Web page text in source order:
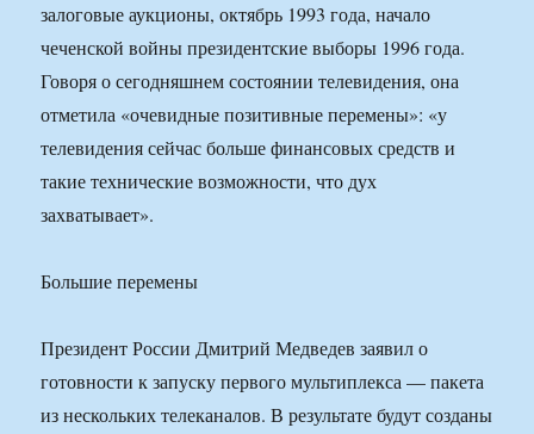
залоговые аукционы, октябрь 1993 года, начало
чеченской войны президентские выборы 1996 года.
Говоря о сегодняшнем состоянии телевидения, она
отметила «очевидные позитивные перемены»: «у
телевидения сейчас больше финансовых средств и
такие технические возможности, что дух
захватывает».
Большие перемены
Президент России Дмитрий Медведев заявил о
готовности к запуску первого мультиплекса — пакета
из нескольких телеканалов. В результате будут созданы